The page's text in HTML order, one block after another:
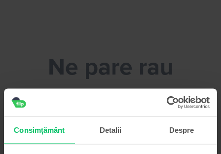
Consimțământ Detalii Despre
Ne pare rau
Poti face o pauza de cafea pana